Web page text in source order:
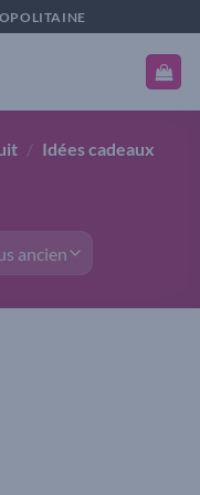
/ Idées cadeaux